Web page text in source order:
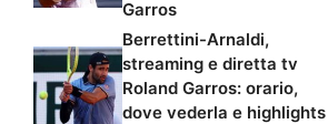
Garros
Berrettini-Arnaldi,
streaming e diretta tv
Roland Garros: orario,
dove vederla e highlights